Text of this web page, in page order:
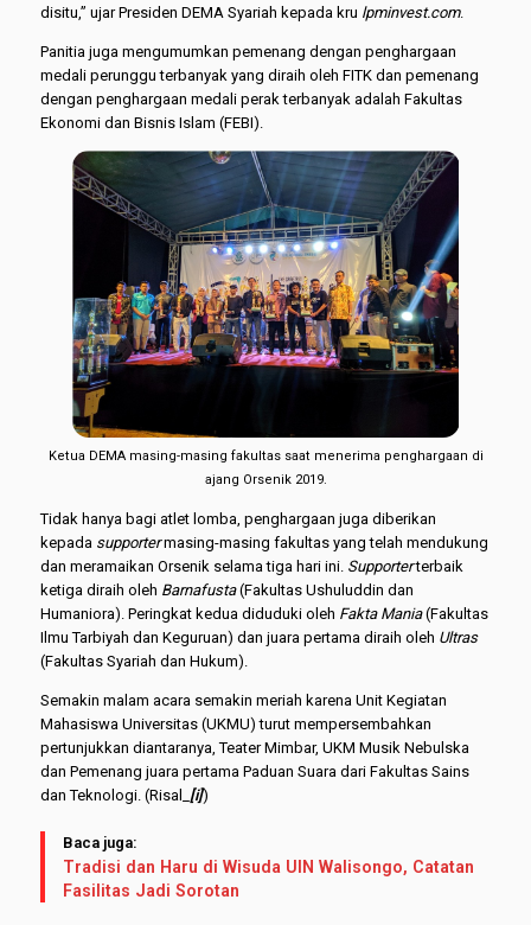
disitu,” ujar Presiden DEMA Syariah kepada kru lpminvest.com.
Panitia juga mengumumkan pemenang dengan penghargaan
medali perunggu terbanyak yang diraih oleh FITK dan pemenang
dengan penghargaan medali perak terbanyak adalah Fakultas
Ekonomi dan Bisnis Islam (FEBI).
Ketua DEMA masing-masing fakultas saat menerima penghargaan di
ajang Orsenik 2019.
Tidak hanya bagi atlet lomba, penghargaan juga diberikan
kepada supportermasing-masing fakultas yang telah mendukung
dan meramaikan Orsenik selama tiga hari ini. Supporterterbaik
ketiga diraih oleh Barnafusta(Fakultas Ushuluddin dan
Humaniora). Peringkat kedua diduduki oleh Fakta Mania(Fakultas
Ilmu Tarbiyah dan Keguruan) dan juara pertama diraih oleh Ultras
(Fakultas Syariah dan Hukum).
Semakin malam acara semakin meriah karena Unit Kegiatan
Mahasiswa Universitas (UKMU) turut mempersembahkan
pertunjukkan diantaranya, Teater Mimbar, UKM Musik Nebulska
dan Pemenang juara pertama Paduan Suara dari Fakultas Sains
dan Teknologi. (Risal_ [i])
Baca juga:
Tradisi dan Haru di Wisuda UIN Walisongo, Catatan
Fasilitas Jadi Sorotan